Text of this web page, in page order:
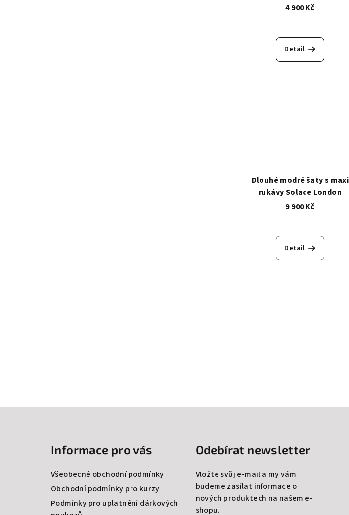
4 900 Kč
Detail
Dlouhé modré šaty s maxi
rukávy Solace London
9 900 Kč
Detail
Informace pro vás
Všeobecné obchodní podmínky
Obchodní podmínky pro kurzy
Podmínky pro uplatnění dárkových
Odebírat newsletter
Vložte svůj e-mail a my vám
budeme zasílat informace o
nových produktech na našem e-
shopu.